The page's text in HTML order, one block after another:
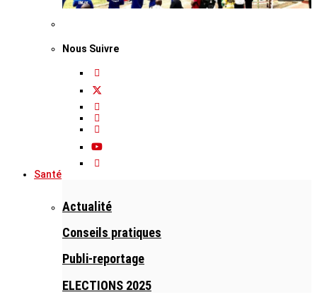
Nous Suivre
Santé
Actualité
Conseils pratiques
Publi-reportage
ELECTIONS 2025